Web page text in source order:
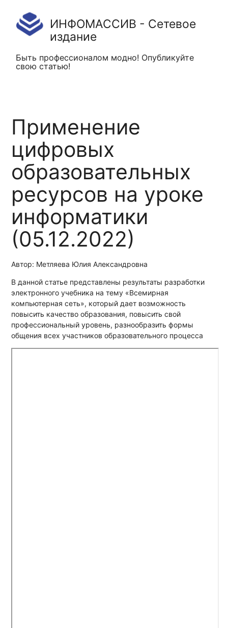
ИНФОМАССИВ - Сетевое
издание
Быть профессионалом модно! Опубликуйте
свою статью!
Применение
цифровых
образовательных
ресурсов на уроке
информатики
(05.12.2022)
Автор: Метляева Юлия Александровна
В данной статье представлены результаты разработки
электронного учебника на тему «Всемирная
компьютерная сеть», который дает возможность
повысить качество образования, повысить свой
профессиональный уровень, разнообразить формы
общения всех участников образовательного процесса